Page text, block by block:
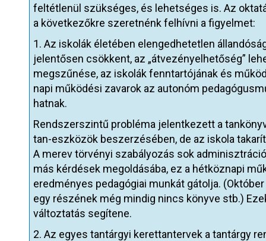
feltétlenül szükséges, és lehetséges is. Az
a következőkre szeretnénk felhívni a figyelmet:
1. Az iskolák életében elengedhetetlen
jelentősen csökkent, az „átvezényelhetőség”
megszűnése, az iskolák fenntartójának és
napi működési zavarok az autonóm
hatnak.
Rendszerszintű probléma jelentkezett a
tan-eszközök beszerzésében, de az iskola
A merev törvényi szabályozás sok
más kérdések megoldásába, ez a hétköznapi
eredményes pedagógiai munkát gátolja.
egy részének még mindig nincs könyve stb.)
változtatás segítene.
2. Az egyes tantárgyi kerettantervek a tantárgy